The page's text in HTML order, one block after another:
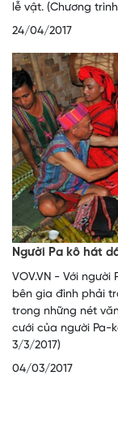
lễ vật. (Chương
24/04/2017
Người Pa kô hát
VOV.VN - Với
bên gia đình phải
trong những nét
cưới của người Pa-
3/3/2017)
04/03/2017